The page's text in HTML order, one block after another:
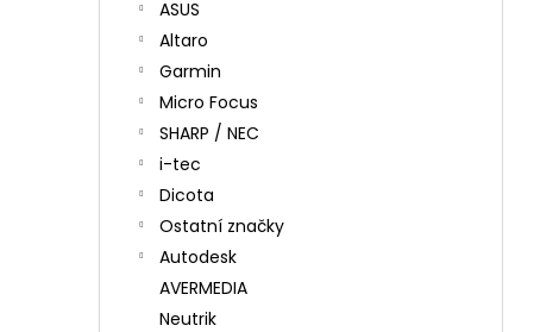
ASUS
Altaro
Garmin
Micro Focus
SHARP / NEC
i-tec
Dicota
Ostatní značky
Autodesk
AVERMEDIA
Neutrik